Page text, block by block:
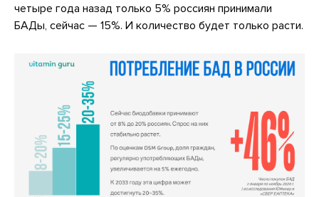
четыре года назад только 5% россиян принимали
БАДы, сейчас — 15%. И количество будет только расти.